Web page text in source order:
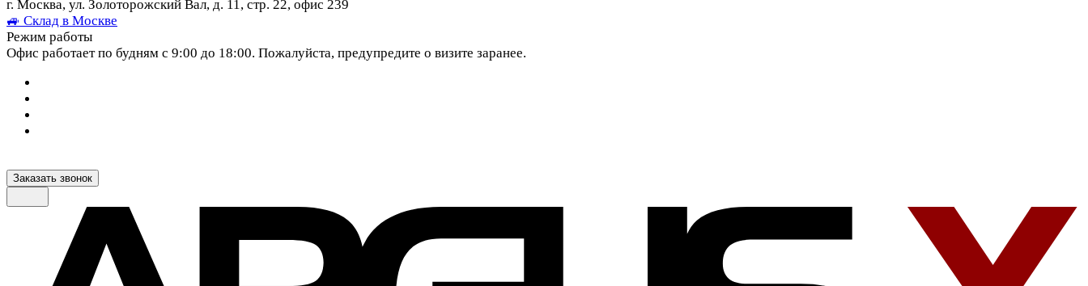
г. Москва, ул. Золоторожский Вал, д. 11, стр. 22, офис 239
🚙 Склад в Москве
Режим работы
Офис работает по будням с 9:00 до 18:00. Пожалуйста, предупредите о визите заранее.
Заказать звонок